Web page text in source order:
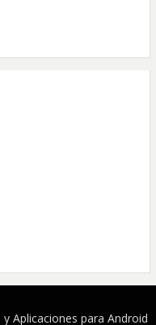
y Aplicaciones para Android